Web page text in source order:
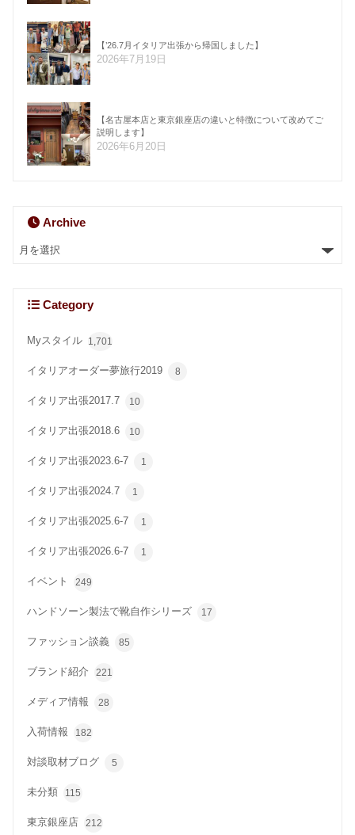
【’26.7月イタリア出張から帰国しました】
2026年7月19日
【名古屋本店と東京銀座店の違いと特徴について改めてご
説明します】
2026年6月20日
Archive
Category
Myスタイル 1,701
イタリアオーダー夢旅行2019 8
イタリア出張2017.7 10
イタリア出張2018.6 10
イタリア出張2023.6-7 1
イタリア出張2024.7 1
イタリア出張2025.6-7 1
イタリア出張2026.6-7 1
イベント 249
ハンドソーン製法で靴自作シリーズ 17
ファッション談義 85
ブランド紹介 221
メディア情報 28
入荷情報 182
対談取材ブログ 5
未分類 115
東京銀座店 212